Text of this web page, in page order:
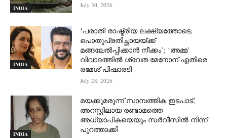
INDIA July 30, 2026
INDIA
‘പരാതി രാഷ്ട്രീയ ലക്ഷ്യത്തോടെ;
പൊതുപ്രതിച്ഛായയ്ക്ക്
മങ്ങലേല്‍പ്പിക്കാന്‍ നീക്കം’; ‘അമ്മ’
വിവാദത്തില്‍ ശ്വേത മേനോന് എതിരെ
രമേശ് പിഷാരടി
July 28, 2026
INDIA
മയക്കുമരുന്ന് സാമ്പത്തിക ഇടപാട്;
അറസ്റ്റിലായ രണ്ടാമത്തെ
അധ്യാപികയെയും സർവീസിൽ നിന്ന്
പുറത്താക്കി